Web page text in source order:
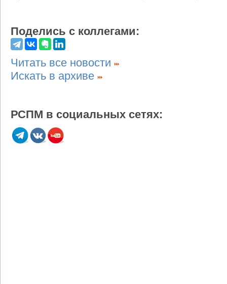
Поделись с коллегами:
Читать все новости
Искать в архиве
РСПМ в социальных сетях: